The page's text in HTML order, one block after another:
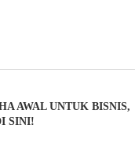
AWAL UNTUK BISNIS,
SINI!